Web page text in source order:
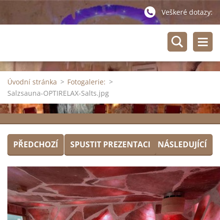
Veškeré dotazy:
Úvodní stránka > Fotogalerie: >
Salzsauna-OPTIRELAX-Salts.jpg
PŘEDCHOZÍ SPUSTIT PREZENTACI NÁSLEDUJÍCÍ